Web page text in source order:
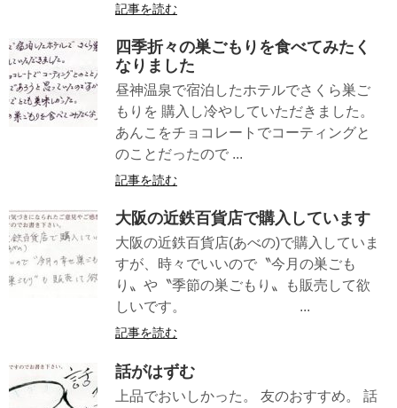
記事を読む
四季折々の巣ごもりを食べてみたく
なりました
昼神温泉で宿泊したホテルでさくら巣ご
もりを 購入し冷やしていただきました。
あんこをチョコレートでコーティングと
のことだったので ...
記事を読む
大阪の近鉄百貨店で購入しています
大阪の近鉄百貨店(あべの)で購入していま
すが、時々でいいので〝今月の巣ごも
り〟や〝季節の巣ごもり〟も販売して欲
しいです。 ...
記事を読む
話がはずむ
上品でおいしかった。 友のおすすめ。 話